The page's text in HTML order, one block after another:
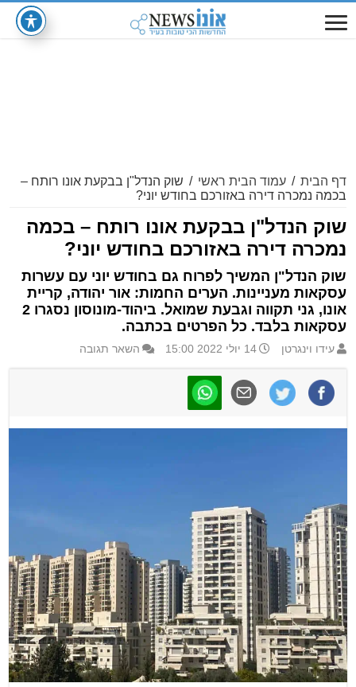
דף הבית / עמוד הבית ראשי / שוק הנדל"ן בבקעת אונו רותח –
בכמה נמכרה דירה באזורכם בחודש יוני?
שוק הנדל"ן בבקעת אונו רותח – בכמה
נמכרה דירה באזורכם בחודש יוני?
שוק הנדל"ן המשיך לפרוח גם בחודש יוני עם עשרות
עסקאות מעניינות. הערים החמות: אור יהודה, קריית
אונו, גני תקווה וגבעת שמואל. ביהוד-מונוסון נסגרו 2
עסקאות בלבד. כל הפרטים בכתבה.
עידו וינגרטן 14 יולי 2022 15:00 השאר תגובה